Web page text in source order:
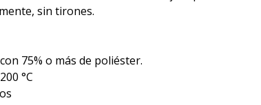
sin tirones.
75% o más de poliéster.
°C